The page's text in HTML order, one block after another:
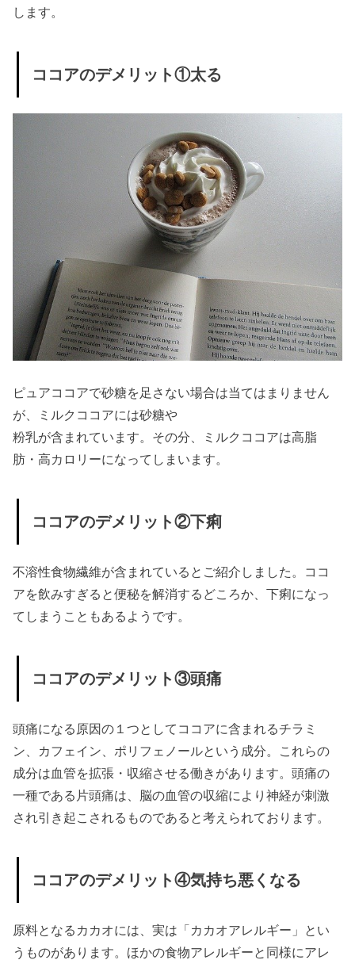
します。
ココアのデメリット①太る
ピュアココアで砂糖を足さない場合は当てはまりません
が、ミルクココアには砂糖や
粉乳が含まれています。その分、ミルクココアは高脂
肪・高カロリーになってしまいます。
ココアのデメリット②下痢
不溶性食物繊維が含まれているとご紹介しました。ココ
アを飲みすぎると便秘を解消するどころか、下痢になっ
てしまうこともあるようです。
ココアのデメリット③頭痛
頭痛になる原因の１つとしてココアに含まれるチラミ
ン、カフェイン、ポリフェノールという成分。これらの
成分は血管を拡張・収縮させる働きがあります。頭痛の
一種である片頭痛は、脳の血管の収縮により神経が刺激
され引き起こされるものであると考えられております。
ココアのデメリット④気持ち悪くなる
原料となるカカオには、実は「カカオアレルギー」とい
うものがあります。ほかの食物アレルギーと同様にアレ